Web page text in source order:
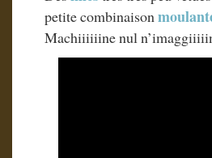
petite combinaison
Machiiiiiine nul